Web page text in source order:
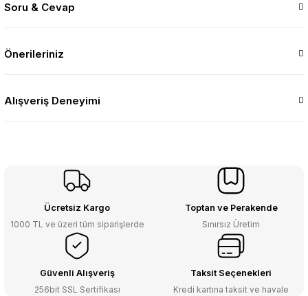
Soru & Cevap
Önerileriniz
Alışveriş Deneyimi
Ücretsiz Kargo
1000 TL ve üzeri tüm siparişlerde
Toptan ve Perakende
Sınırsız Üretim
Güvenli Alışveriş
256bit SSL Sertifikası
Taksit Seçenekleri
Kredi kartına taksit ve havale